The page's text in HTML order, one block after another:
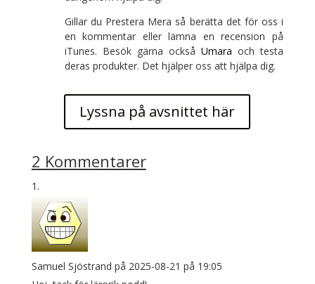
Gillar du Prestera Mera så berätta det för oss i
en kommentar eller lämna en recension på
iTunes. Besök gärna också Umara och testa
deras produkter. Det hjälper oss att hjälpa dig.
Lyssna på avsnittet här
2 Kommentarer
Samuel Sjöstrand på 2025-08-21 på 19:05